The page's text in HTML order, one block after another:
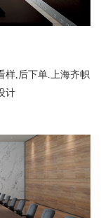
样,后下单.上海齐帜
计